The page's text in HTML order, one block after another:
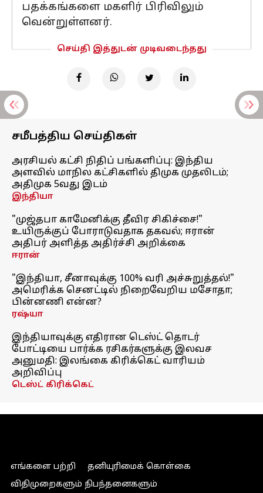
பதக்கங்களை மகளிர் பிரிவிலும்
வென்றுள்ளனர்.
செய்தி இத்துடன் முடிவடைந்தது
சமீபத்திய செய்திகள்
அரசியல் கட்சி நிதிப் பங்களிப்பு: இந்திய
அளவில் மாநில கட்சிகளில் திமுக முதலிடம்;
அதிமுக 5வது இடம்
இந்தியா
"முஜ்தபா காமேனிக்கு தீவிர சிகிச்சை!"
உயிருக்குப் போராடுவதாக தகவல்; ஈரான்
அதிபர் அளித்த அதிர்ச்சி அறிக்கை
ஈரான்
"இந்தியா, சீனாவுக்கு 100% வரி அச்சுறுத்தல்!"
அமெரிக்க செனட்டில் நிறைவேறிய மசோதா;
பின்னணி என்ன?
ரஷ்யா
இந்தியாவுக்கு எதிரான டெஸ்ட் தொடர்
போட்டியை பார்க்க ரசிகர்களுக்கு இலவச
அனுமதி: இலங்கை கிரிக்கெட் வாரியம்
அறிவிப்பு
டெஸ்ட் கிரிக்கெட்
எங்களை பற்றி
தனியுரிமைக் கொள்கை
விதிமுறைகளும் நிபந்தனைகளும்